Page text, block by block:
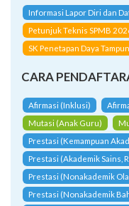
Informasi Lapor Diri dan
Petunjuk Teknis SPMB
SK Penetapan Daya
CARA
Afirmasi (Inklusi)
Mutasi (Anak Guru)
Prestasi (Kemampuan
Prestasi (Akademik Sains,
Prestasi (Nonakademik
Prestasi (Nonakademik